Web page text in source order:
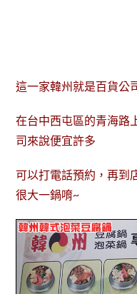
這一家韓州就是百貨公
在台中西屯區的青海路
司來說便宜許多
可以打電話預約，再到
很大一鍋唷~